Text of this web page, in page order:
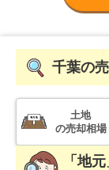
千葉の
土地
の売却相場
「地元